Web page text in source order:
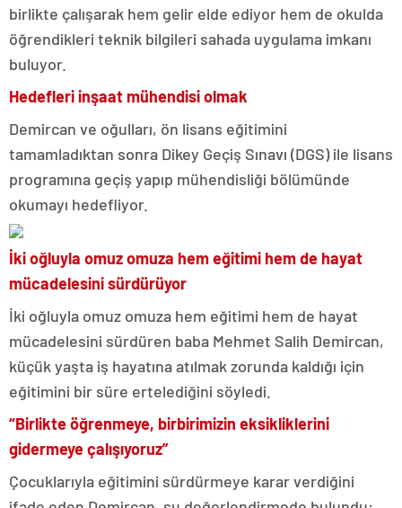
birlikte çalışarak hem gelir elde ediyor hem de okulda
öğrendikleri teknik bilgileri sahada uygulama imkanı
buluyor.
Hedefleri inşaat mühendisi olmak
Demircan ve oğulları, ön lisans eğitimini
tamamladıktan sonra Dikey Geçiş Sınavı (DGS) ile lisans
programına geçiş yapıp mühendisliği bölümünde
okumayı hedefliyor.
İki oğluyla omuz omuza hem eğitimi hem de hayat
mücadelesini sürdürüyor
İki oğluyla omuz omuza hem eğitimi hem de hayat
mücadelesini sürdüren baba Mehmet Salih Demircan,
küçük yaşta iş hayatına atılmak zorunda kaldığı için
eğitimini bir süre ertelediğini söyledi.
“Birlikte öğrenmeye, birbirimizin eksikliklerini
gidermeye çalışıyoruz”
Çocuklarıyla eğitimini sürdürmeye karar verdiğini